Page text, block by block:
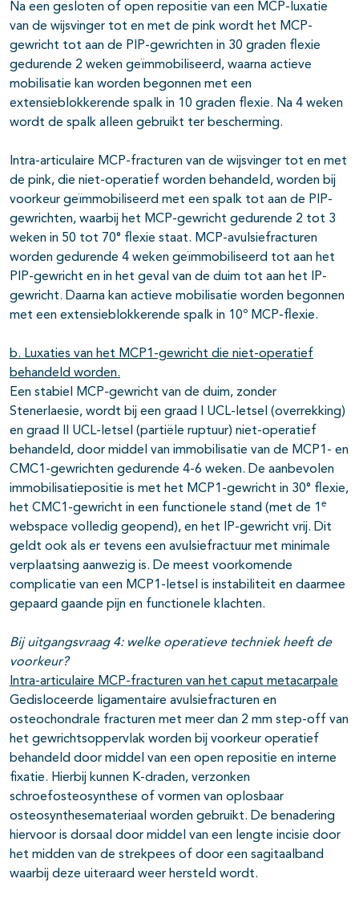
Na een gesloten of open repositie van een MCP-luxatie
van de wijsvinger tot en met de pink wordt het MCP-
gewricht tot aan de PIP-gewrichten in 30 graden flexie
gedurende 2 weken geïmmobiliseerd, waarna actieve
mobilisatie kan worden begonnen met een
extensieblokkerende spalk in 10 graden flexie. Na 4 weken
wordt de spalk alleen gebruikt ter bescherming.
Intra-articulaire MCP-fracturen van de wijsvinger tot en met
de pink, die niet-operatief worden behandeld, worden bij
voorkeur geïmmobiliseerd met een spalk tot aan de PIP-
gewrichten, waarbij het MCP-gewricht gedurende 2 tot 3
weken in 50 tot 70° flexie staat. MCP-avulsiefracturen
worden gedurende 4 weken geïmmobiliseerd tot aan het
PIP-gewricht en in het geval van de duim tot aan het IP-
gewricht. Daarna kan actieve mobilisatie worden begonnen
met een extensieblokkerende spalk in 10º MCP-flexie.
b. Luxaties van het MCP1-gewricht die niet-operatief
behandeld worden.
Een stabiel MCP-gewricht van de duim, zonder
Stenerlaesie, wordt bij een graad I UCL-letsel (overrekking)
en graad II UCL-letsel (partiële ruptuur) niet-operatief
behandeld, door middel van immobilisatie van de MCP1- en
CMC1-gewrichten gedurende 4-6 weken. De aanbevolen
immobilisatiepositie is met het MCP1-gewricht in 30° flexie,
het CMC1-gewricht in een functionele stand (met de 1 e
webspace volledig geopend), en het IP-gewricht vrij. Dit
geldt ook als er tevens een avulsiefractuur met minimale
verplaatsing aanwezig is. De meest voorkomende
complicatie van een MCP1-letsel is instabiliteit en daarmee
gepaard gaande pijn en functionele klachten.
Bij uitgangsvraag 4: welke operatieve techniek heeft de
voorkeur?
Intra-articulaire MCP-fracturen van het caput metacarpale
Gedisloceerde ligamentaire avulsiefracturen en
osteochondrale fracturen met meer dan 2 mm step-off van
het gewrichtsoppervlak worden bij voorkeur operatief
behandeld door middel van een open repositie en interne
fixatie. Hierbij kunnen K-draden, verzonken
schroefosteosynthese of vormen van oplosbaar
osteosynthesemateriaal worden gebruikt. De benadering
hiervoor is dorsaal door middel van een lengte incisie door
het midden van de strekpees of door een sagitaalband
waarbij deze uiteraard weer hersteld wordt.